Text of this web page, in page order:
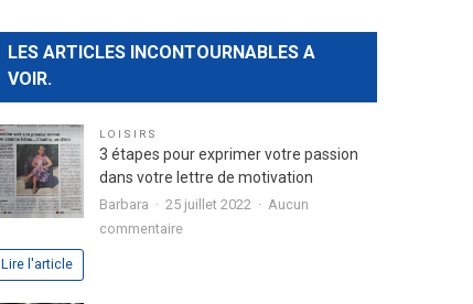
LES ARTICLES INCONTOURNABLES A
VOIR.
LOISIRS
3 étapes pour exprimer votre passion
dans votre lettre de motivation
Barbara 25 juillet 2022
Aucun
commentairesur
Lire l'article